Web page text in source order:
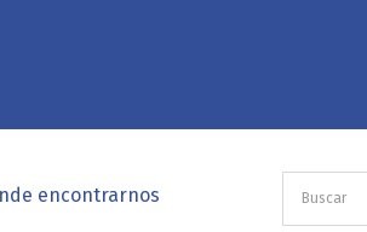
encontrarnos